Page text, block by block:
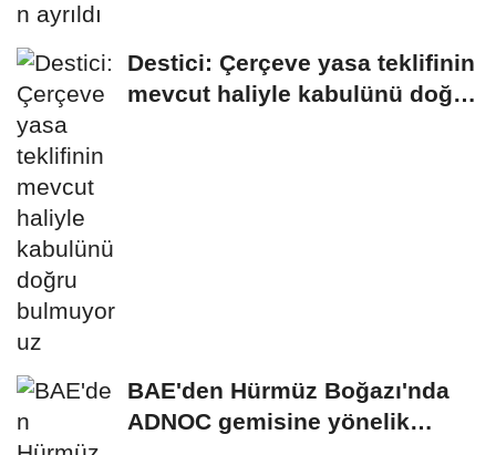
Destici: Çerçeve yasa teklifinin
mevcut haliyle kabulünü doğru
BAE'den Hürmüz Boğazı'nda
ADNOC gemisine yönelik